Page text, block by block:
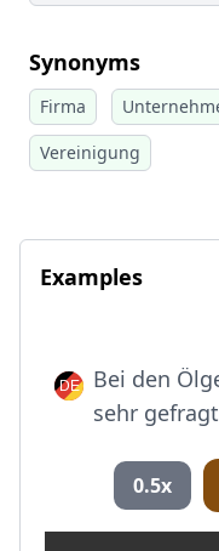
Synonyms
Firma
Vereinigung
Examples
Bei den
sehr
0.5x